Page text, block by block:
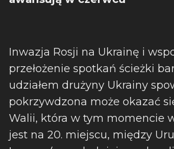
Inwazja Rosji na Ukrainę i
przełożenie spotkań ścieżki
udziałem drużyny Ukrainy
pokrzywdzona może okazać
Walii, która w tym momencie
jest na 20. miejscu, między